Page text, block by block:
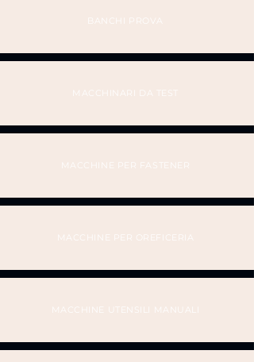
MACCHINARI DA TEST
MACCHINE PER FASTENER
MACCHINE PER OREFICERIA
MACCHINE UTENSILI MANUALI